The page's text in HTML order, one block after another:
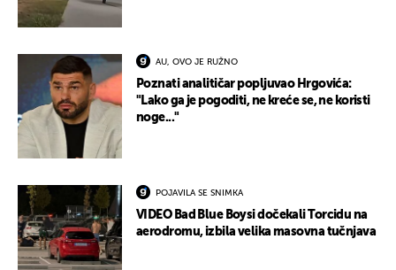
AU, OVO JE RUŽNO
Poznati analitičar popljuvao Hrgovića:
"Lako ga je pogoditi, ne kreće se, ne koristi
noge..."
POJAVILA SE SNIMKA
VIDEO Bad Blue Boysi dočekali Torcidu na
aerodromu, izbila velika masovna tučnjava